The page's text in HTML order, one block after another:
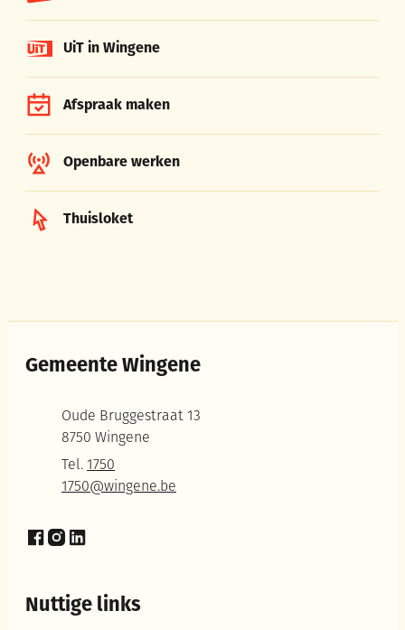
UiT in Wingene
Afspraak maken
Openbare werken
Thuisloket
Gemeente Wingene
Oude Bruggestraat 13
,8750 Wingene
1750
E-mail1750@wingene.be
Nuttige links
Facebook
Instagram
LinkedIn